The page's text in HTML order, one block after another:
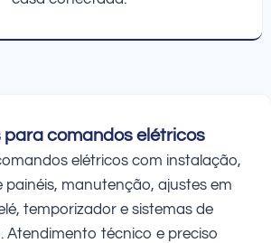
para comandos elétricos
elétricos com instalação,
painéis, manutenção, ajustes em
temporizador e sistemas de
Atendimento técnico e preciso